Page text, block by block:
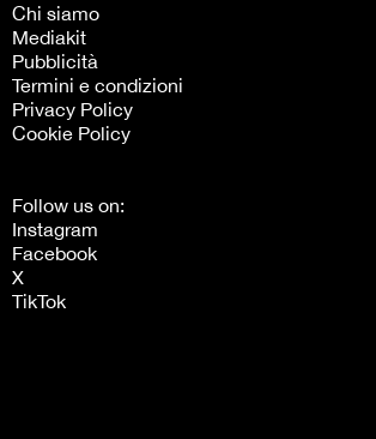
Chi siamo
Mediakit
Pubblicità
Termini e condizioni
Privacy Policy
Cookie Policy
Follow us on:
Instagram
Facebook
X
TikTok